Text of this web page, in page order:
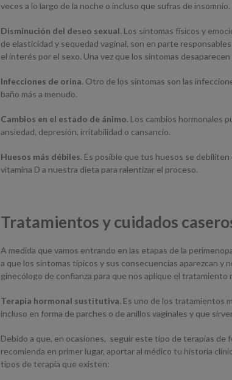
veces a lo largo de la noche o incluso que sufras de insomnio.
Disminución del deseo sexual. Los síntomas físicos y
de elasticidad y sequedad vaginal, son en parte
el interés por el sexo. Una vez que los síntomas
Infecciones de orina. Otro de los síntomas son las
baño más a menudo.
Cambios en el estado de ánimo. Los cambios hormonales
ansiedad, depresión, irritabilidad o cansancio.
Huesos más débiles. Es posible que tus huesos se
vitamina D a nuestra dieta para ralentizar el proceso.
Tratamientos y cuidados
A medida que vamos entrando en las etapas de la
a que los síntomas típicos y sus consecuencias aparezcan y
ginecólogo de confianza para que nos aplique el tratamiento
Terapia hormonal sustitutiva. Es uno de los tratamientos
incluso en forma de parches o de anillos vaginales y que
Debido a que, en ocasiones, seguir este tipo de terapias de
recomienda en primer lugar, aportar al médico tu historia
tipos de terapia que existen: